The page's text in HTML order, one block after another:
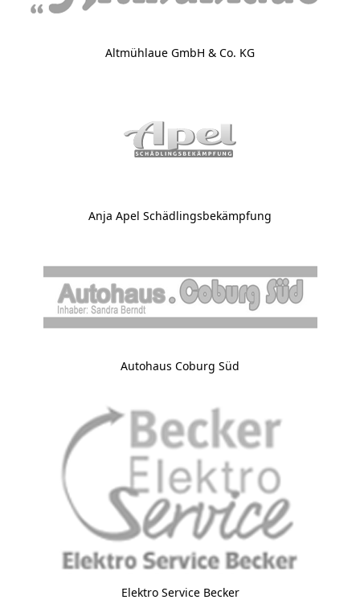
Altmühlaue GmbH & Co. KG
Anja Apel Schädlingsbekämpfung
Autohaus Coburg Süd
Elektro Service Becker